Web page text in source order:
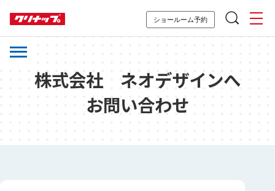
ショールーム予約
株式会社 ネオデザインへ
お問い合わせ